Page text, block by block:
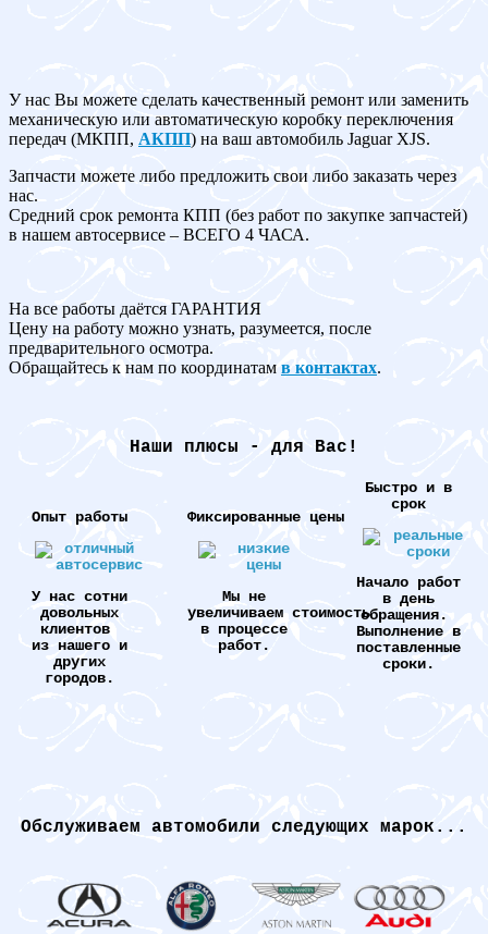
У нас Вы можете сделать качественный ремонт или заменить
механическую или автоматическую коробку переключения
передач (МКПП, АКПП) на ваш автомобиль Jaguar XJS.
Запчасти можете либо предложить свои либо заказать через
нас.
Средний срок ремонта КПП (без работ по закупке запчастей)
в нашем автосервисе – ВСЕГО 4 ЧАСА.
На все работы даётся ГАРАНТИЯ
Цену на работу можно узнать, разумеется, после
предварительного осмотра.
Обращайтесь к нам по координатам в контактах.
Наши плюсы - для Вас!
Опыт работы
У нас сотни
довольных
клиентов
из нашего и
других
городов.
Фиксированные цены
Мы не
увеличиваем стоимость
в процессе
работ.
Быстро и в
срок
Начало работ
в день
обращения.
Выполнение в
поставленные
сроки.
Обслуживаем автомобили следующих марок...